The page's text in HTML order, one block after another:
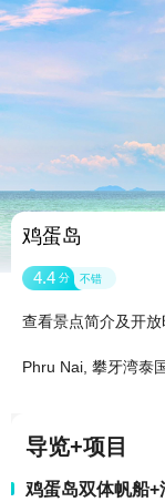
鸡蛋岛
4.4 分 不错
查看景点简介及开放
Phru Nai, 攀牙湾泰
导览+项目
鸡蛋岛双体帆船
